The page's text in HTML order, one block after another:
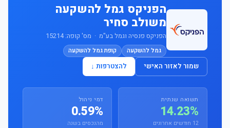
הפניקס גמל להשקעה
משולב סחיר
הפניקס פנסיה וגמל בע"מ · מס' קופה: 15214
גמל להשקעה קופת גמל להשקעה
שמור לאזור האישי להצטרפות ↓
תשואה שנתית
14.23%
12 חודשים אחרונים
דמי ניהול
0.59%
מהנכסים בשנה